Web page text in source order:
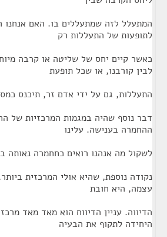
המתעלל לזה שמתעללים בו. האם אנחנו
לתופעות של התעללות רק
כאשר קיים יחס של שליטה או קרבה
לבין קורבנו, או שכל תופעת
התעללות, גם על ידי אדם זר, תיכנס
דבר נוסף שהיה במגמות המרכזיות של
ההחמרה בענישה. עלינו
לשקול מה אנהנו רואים כחחמרה נאותה
נקודה נוספת, שהיא אולי המרכזית
עצמה, היא חובת
הדיווה. עניין הדיווח הוא מאד מאד
היחידה לתקוף את הבעיה